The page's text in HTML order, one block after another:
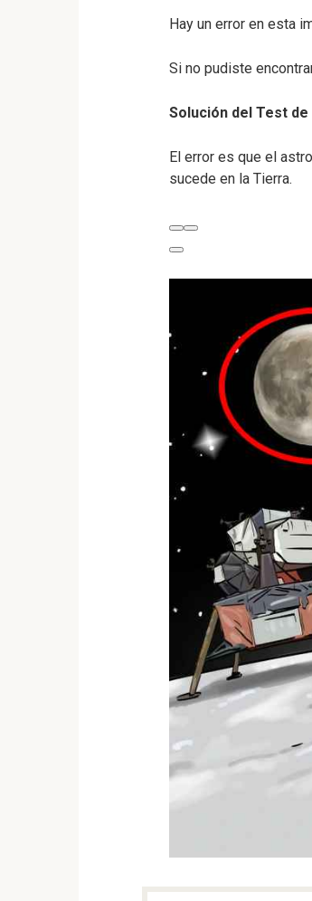
Hay un error en esta
Si no pudiste
Solución del Test
El error es que el
sucede en la Tierra.